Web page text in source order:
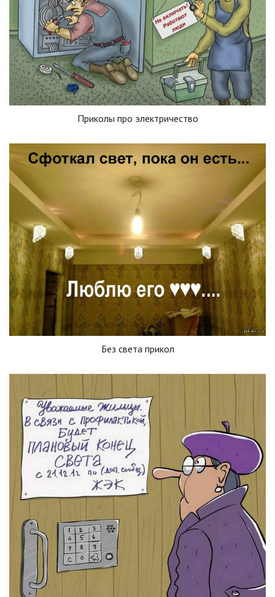
Приколы про электричество
Без света прикол